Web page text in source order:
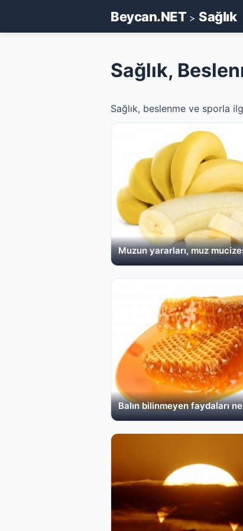
Beycan.NET> Sağlık
Sağlık,
Sağlık, beslenme ve sporla
Muzun yararları, muz
Balın bilinmeyen faydaları